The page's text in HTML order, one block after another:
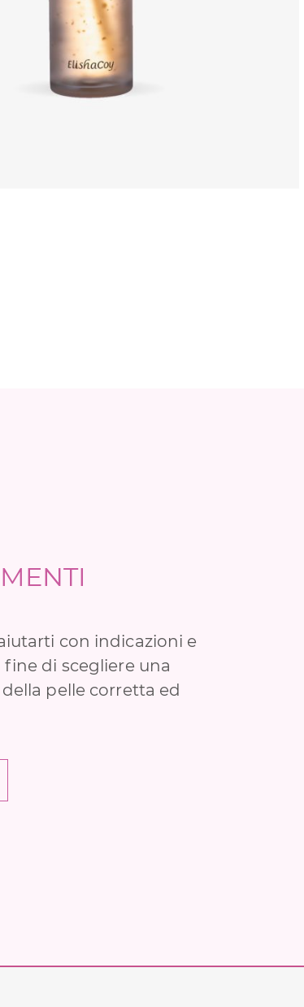
con indicazioni e
di scegliere una
pelle corretta ed